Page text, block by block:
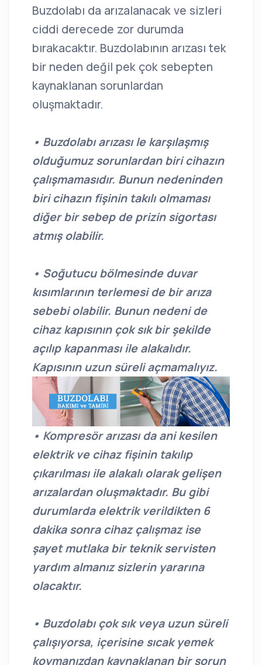
Buzdolabı da arızalanacak ve sizleri
ciddi derecede zor durumda
bırakacaktır. Buzdolabının arızası tek
bir neden değil pek çok sebepten
kaynaklanan sorunlardan
oluşmaktadır.
• Buzdolabı arızası le karşılaşmış
olduğumuz sorunlardan biri cihazın
çalışmamasıdır. Bunun nedeninden
biri cihazın fişinin takılı olmaması
diğer bir sebep de prizin sigortası
atmış olabilir.
• Soğutucu bölmesinde duvar
kısımlarının terlemesi de bir arıza
sebebi olabilir. Bunun nedeni de
cihaz kapısının çok sık bir şekilde
açılıp kapanması ile alakalıdır.
Kapısının uzun süreli açmamalıyız.
• Kompresör arızası da ani kesilen
elektrik ve cihaz fişinin takılıp
çıkarılması ile alakalı olarak gelişen
arızalardan oluşmaktadır. Bu gibi
durumlarda elektrik verildikten 6
dakika sonra cihaz çalışmaz ise
şayet mutlaka bir teknik servisten
yardım almanız sizlerin yararına
olacaktır.
• Buzdolabı çok sık veya uzun süreli
çalışıyorsa, içerisine sıcak yemek
koymanızdan kaynaklanan bir sorun